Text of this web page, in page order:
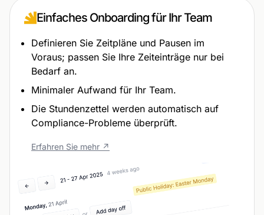
Einfaches Onboarding für Ihr Team
Definieren Sie Zeitpläne und Pausen im
Voraus; passen Sie Ihre Zeiteinträge nur bei
Bedarf an.
Minimaler Aufwand für Ihr Team.
Die Stundenzettel werden automatisch auf
Compliance-Probleme überprüft.
Erfahren Sie mehr ↗